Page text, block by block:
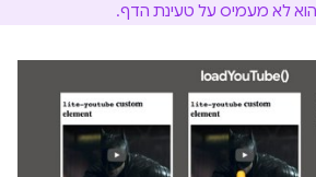
הוא לא מעמיס על טעינת הדף.